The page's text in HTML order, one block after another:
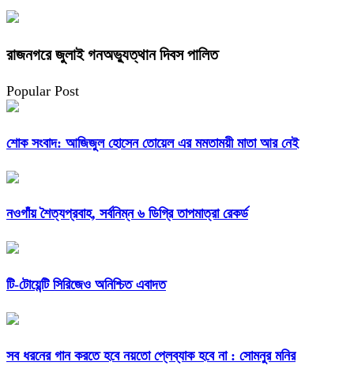
রাজনগরে জুলাই গনঅভ্যুত্থান দিবস পালিত
Popular Post
শোক সংবাদ: আজিজুল হোসেন তোয়েল এর মমতাময়ী মাতা আর নেই
নওগাঁয় শৈত্যপ্রবাহ, সর্বনিম্ন ৬ ডিগ্রি তাপমাত্রা রেকর্ড
টি-টোয়েন্টি সিরিজেও অনিশ্চিত এবাদত
সব ধরনের গান করতে হবে নয়তো প্লেব্যাক হবে না : সোমনুর মনির